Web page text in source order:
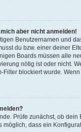
aber nicht anmelden!
Benutzernamen und
du bzw. einer deiner
Boards müssen alle
nötig ist oder nicht.
blockiert wurde.
Prüfe zunächst, ob
möglich, dass ein